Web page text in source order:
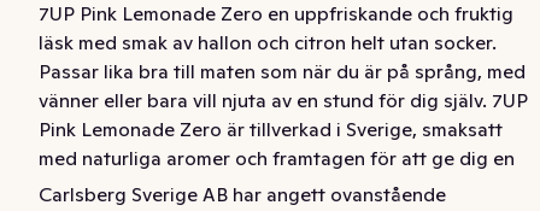
7UP Pink Lemonade Zero en uppfriskande och fruktig
läsk med smak av hallon och citron helt utan socker.
Passar lika bra till maten som när du är på språng, med
vänner eller bara vill njuta av en stund för dig själv. 7UP
Pink Lemonade Zero är tillverkad i Sverige, smaksatt
med naturliga aromer och framtagen för att ge dig en
upplevelse som både känns och smakar lite mer.
Carlsberg Sverige AB har angett ovanstående